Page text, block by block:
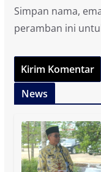
Simpan nama,
peramban ini
News